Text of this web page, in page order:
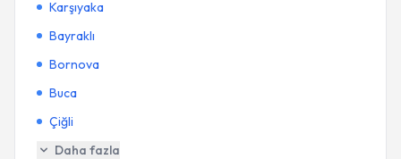
Karşıyaka
Bayraklı
Bornova
Buca
Çiğli
Daha fazla